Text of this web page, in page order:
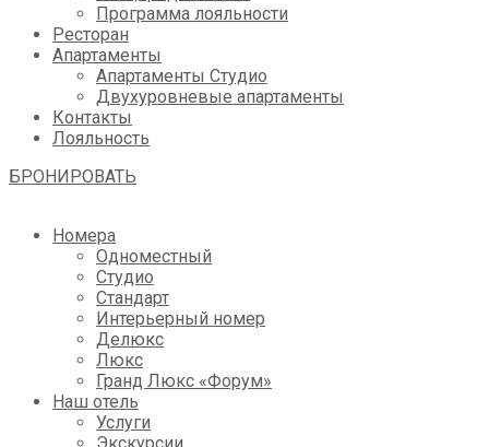
Программа лояльности
Ресторан
Апартаменты
Апартаменты Студио
Двухуровневые апартаменты
Контакты
Лояльность
БРОНИРОВАТЬ
Номера
Одноместный
Студио
Стандарт
Интерьерный номер
Делюкс
Люкс
Гранд Люкс «Форум»
Наш отель
Услуги